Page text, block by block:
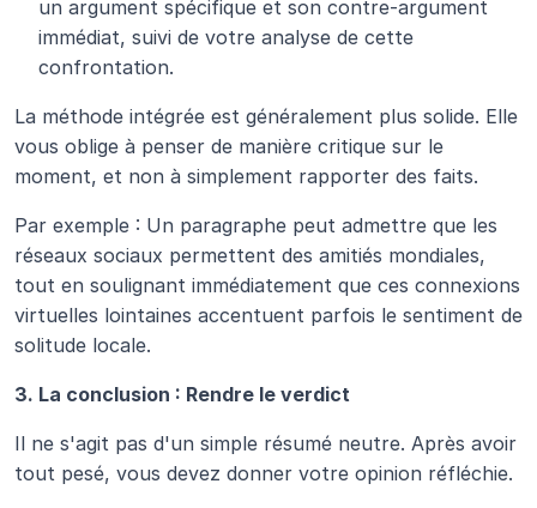
un argument spécifique et son contre-argument
immédiat, suivi de votre analyse de cette
confrontation.
La méthode intégrée est généralement plus solide. Elle
vous oblige à penser de manière critique sur le
moment, et non à simplement rapporter des faits.
Par exemple : Un paragraphe peut admettre que les
réseaux sociaux permettent des amitiés mondiales,
tout en soulignant immédiatement que ces connexions
virtuelles lointaines accentuent parfois le sentiment de
solitude locale.
3. La conclusion : Rendre le verdict
Il ne s'agit pas d'un simple résumé neutre. Après avoir
tout pesé, vous devez donner votre opinion réfléchie.